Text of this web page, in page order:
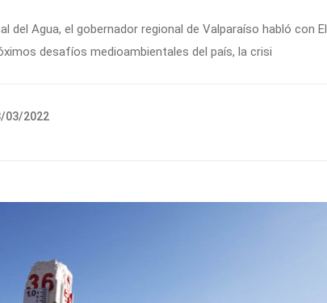
del Agua, el gobernador regional de Valparaíso habló con El
desafíos medioambientales del país, la crisi
03/2022